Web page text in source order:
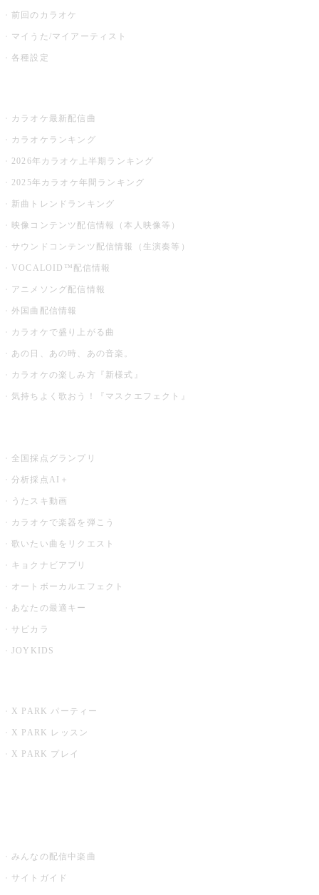
前回のカラオケ
マイうた/マイアーティスト
各種設定
カラオケ最新配信曲
カラオケランキング
2026年カラオケ上半期ランキング
2025年カラオケ年間ランキング
新曲トレンドランキング
映像コンテンツ配信情報（本人映像等）
サウンドコンテンツ配信情報（生演奏等）
VOCALOID™配信情報
アニメソング配信情報
外国曲配信情報
カラオケで盛り上がる曲
あの日、あの時、あの音楽。
カラオケの楽しみ方『新様式』
気持ちよく歌おう！『マスクエフェクト』
全国採点グランプリ
分析採点AI＋
うたスキ動画
カラオケで楽器を弾こう
歌いたい曲をリクエスト
キョクナビアプリ
オートボーカルエフェクト
あなたの最適キー
サビカラ
JOYKIDS
X PARK パーティー
X PARK レッスン
X PARK プレイ
みんなの配信中楽曲
サイトガイド